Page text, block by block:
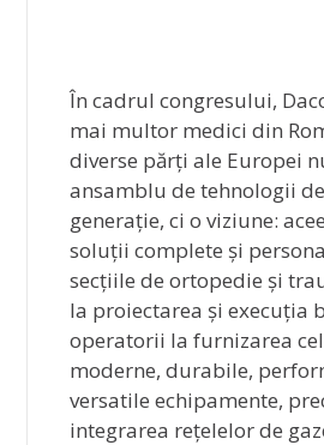
În cadrul congresului,
mai multor medici din
diverse părți ale Europei
ansamblu de tehnologii
generație, ci o viziune:
soluții complete și
secțiile de ortopedie și
la proiectarea și execuția
operatorii la furnizarea
moderne, durabile,
versatile echipamente,
integrarea rețelelor de